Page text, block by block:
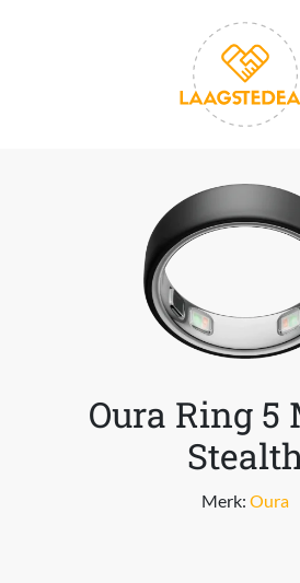
Oura Ring 5
Merk: Oura